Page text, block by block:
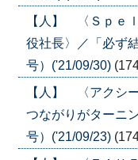
【人】 〈Ｓｐｅ
役社長〉／「必ず
号）('21/09/30)
【人】 〈アクシ
つながりがターニ
号）('21/09/23)